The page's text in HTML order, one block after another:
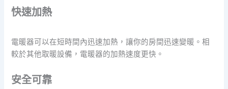
快速加熱
電暖器可以在短時間內迅速加熱，讓你的房間迅速變暖。相
較於其他取暖設備，電暖器的加熱速度更快。
安全可靠